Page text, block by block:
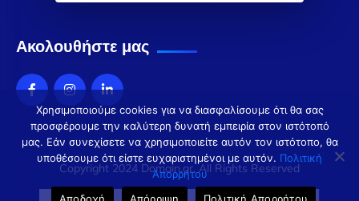
Ακολουθήστε μας
Copyright 2024 Domain.gr. All Rights Reserved
Χρησιμοποιούμε cookies για να διασφαλίσουμε ότι θα σας
προσφέρουμε την καλύτερη δυνατή εμπειρία στον ιστότοπό
μας. Εάν συνεχίσετε να χρησιμοποιείτε αυτόν τον ιστότοπο, θα
υποθέσουμε ότι είστε ευχαριστημένοι με αυτόν. Πολιτική
Απορρήτου
Αποδοχή
Απόρριψη Πολιτική Απορρήτου